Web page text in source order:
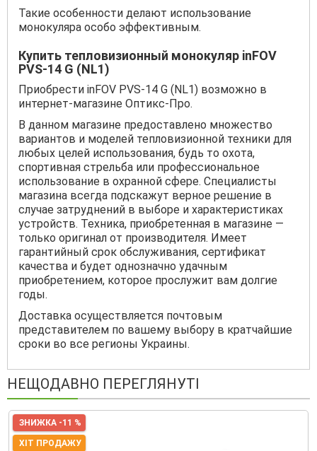
Такие особенности делают использование
монокуляра особо эффективным.
Купить тепловизионный монокуляр inFOV
PVS-14 G (NL1)
Приобрести inFOV PVS-14 G (NL1) возможно в
интернет-магазине Оптикс-Про.
В данном магазине предоставлено множество
вариантов и моделей тепловизионной техники для
любых целей использования, будь то охота,
спортивная стрельба или профессиональное
использование в охранной сфере. Специалисты
магазина всегда подскажут верное решение в
случае затруднений в выборе и характеристиках
устройств. Техника, приобретенная в магазине —
только оригинал от производителя. Имеет
гарантийный срок обслуживания, сертификат
качества и будет однозначно удачным
приобретением, которое прослужит вам долгие
годы.
Доставка осуществляется почтовым
представителем по вашему выбору в кратчайшие
сроки во все регионы Украины.
НЕЩОДАВНО ПЕРЕГЛЯНУТІ
ЗНИЖКА -11 %
ХІТ ПРОДАЖУ